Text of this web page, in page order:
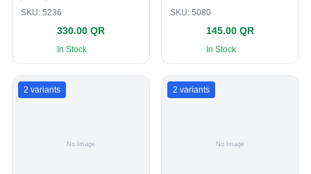
SKU: 5236
330.00 QR
In Stock
SKU: 5080
145.00 QR
In Stock
2 variants 2 variants